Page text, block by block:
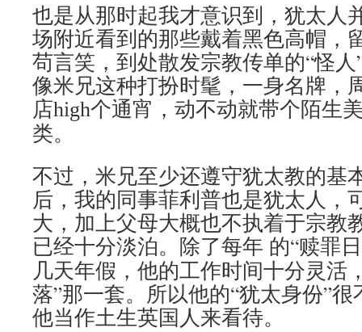
也是从那时起我才意识到，犹太人
场附近看到的那些戴着黑色高帽，
苟言笑，到处散发宗教传单的“怪
像米兄这种打扮时髦，一身名牌，
店high个通宵，动不动就带个陌生
类。
不过，米兄至少还遵守犹太教的基
后，我的同事菲利普也是犹太人，
大，加上父母大概也不执着于宗教
已经十分淡泊。除了每年 的“赎罪
几天年假，他的工作时间十分灵活
落”那一套。所以他的“犹太身份”
他当作土生英国人来看待。